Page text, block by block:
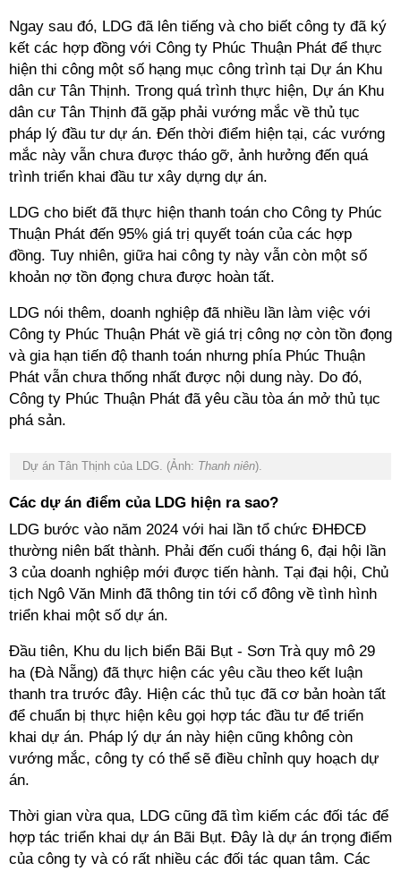
Ngay sau đó, LDG đã lên tiếng và cho biết công ty đã ký
kết các hợp đồng với Công ty Phúc Thuận Phát để thực
hiện thi công một số hạng mục công trình tại Dự án Khu
dân cư Tân Thịnh. Trong quá trình thực hiện, Dự án Khu
dân cư Tân Thịnh đã gặp phải vướng mắc về thủ tục
pháp lý đầu tư dự án. Đến thời điểm hiện tại, các vướng
mắc này vẫn chưa được tháo gỡ, ảnh hưởng đến quá
trình triển khai đầu tư xây dựng dự án.
LDG cho biết đã thực hiện thanh toán cho Công ty Phúc
Thuận Phát đến 95% giá trị quyết toán của các hợp
đồng. Tuy nhiên, giữa hai công ty này vẫn còn một số
khoản nợ tồn đọng chưa được hoàn tất.
LDG nói thêm, doanh nghiệp đã nhiều lần làm việc với
Công ty Phúc Thuận Phát về giá trị công nợ còn tồn đọng
và gia hạn tiến độ thanh toán nhưng phía Phúc Thuận
Phát vẫn chưa thống nhất được nội dung này. Do đó,
Công ty Phúc Thuận Phát đã yêu cầu tòa án mở thủ tục
phá sản.
Dự án Tân Thịnh của LDG. (Ảnh: Thanh niên).
Các dự án điểm của LDG hiện ra sao?
LDG bước vào năm 2024 với hai lần tổ chức ĐHĐCĐ
thường niên bất thành. Phải đến cuối tháng 6, đại hội lần
3 của doanh nghiệp mới được tiến hành. Tại đại hội, Chủ
tịch Ngô Văn Minh đã thông tin tới cổ đông về tình hình
triển khai một số dự án.
Đầu tiên, Khu du lịch biển Bãi Bụt - Sơn Trà quy mô 29
ha (Đà Nẵng) đã thực hiện các yêu cầu theo kết luận
thanh tra trước đây. Hiện các thủ tục đã cơ bản hoàn tất
để chuẩn bị thực hiện kêu gọi hợp tác đầu tư để triển
khai dự án. Pháp lý dự án này hiện cũng không còn
vướng mắc, công ty có thể sẽ điều chỉnh quy hoạch dự
án.
Thời gian vừa qua, LDG cũng đã tìm kiếm các đối tác để
hợp tác triển khai dự án Bãi Bụt. Đây là dự án trọng điểm
của công ty và có rất nhiều các đối tác quan tâm. Các